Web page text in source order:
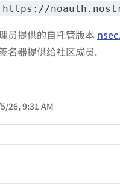
https://
员提供的自托管版本
名器提供给社区成员.
26, 9:31 AM